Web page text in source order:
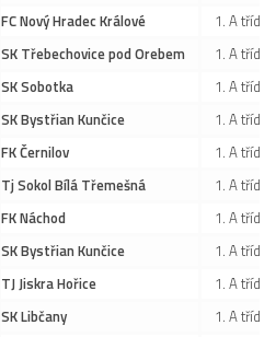
FC Nový Hradec Králové
1. A třída
SK Třebechovice pod Orebem
1. A třída
SK Sobotka
1. A třída
SK Bystřian Kunčice
1. A třída
FK Černilov
1. A třída
Tj Sokol Bílá Třemešná
1. A třída
FK Náchod
1. A třída
SK Bystřian Kunčice
1. A třída
TJ Jiskra Hořice
1. A třída
SK Libčany
1. A třída